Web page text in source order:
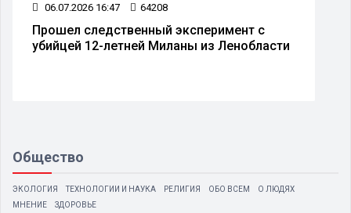
06.07.2026 16:47 64208
Прошел следственный эксперимент с
убийцей 12-летней Миланы из Ленобласти
Общество
ЭКОЛОГИЯ ТЕХНОЛОГИИ И НАУКА РЕЛИГИЯ ОБО ВСЕМ
О ЛЮДЯХ
МНЕНИЕ
ЗДОРОВЬЕ